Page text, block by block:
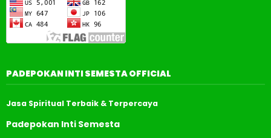
PADEPOKAN INTI SEMESTA OFFICIAL
Jasa Spiritual Terbaik & Terpercaya
Padepokan Inti Semesta